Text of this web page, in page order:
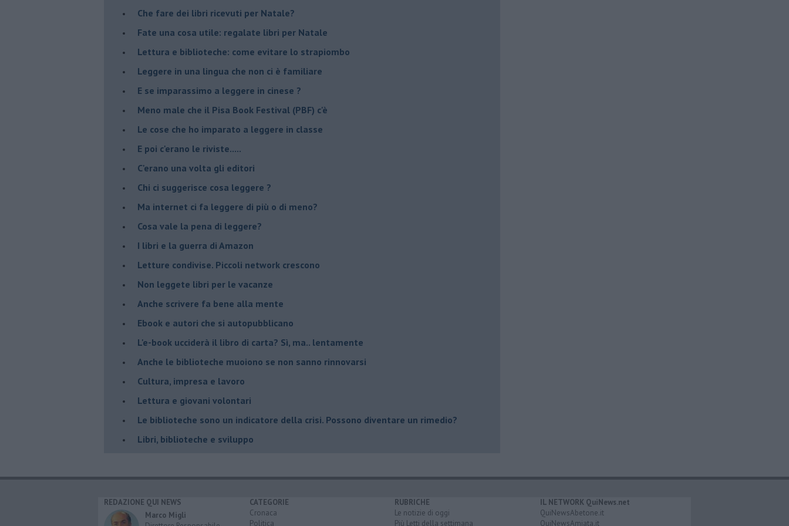
​Che fare dei libri ricevuti per Natale?
​Fate una cosa utile: regalate libri per Natale
​Lettura e biblioteche: come evitare lo strapiombo
Leggere in una lingua che non ci è familiare
​E se imparassimo a leggere in cinese ?
​Meno male che il Pisa Book Festival (PBF) c'è
​Le cose che ho imparato a leggere in classe
​E poi c'erano le riviste.....
​C'erano una volta gli editori
​Chi ci suggerisce cosa leggere ?
​Ma internet ci fa leggere di più o di meno?
​Cosa vale la pena di leggere?
I libri e la guerra di Amazon
​Letture condivise. Piccoli network crescono
​Non leggete libri per le vacanze
​Anche scrivere fa bene alla mente
​Ebook e autori che si autopubblicano
​L'e-book ucciderà il libro di carta? Sì, ma.. lentamente
​Anche le biblioteche muoiono se non sanno rinnovarsi
​Cultura, impresa e lavoro
​Lettura e giovani volontari
​Le biblioteche sono un indicatore della crisi. Possono diventare un rimedio?
​Libri, biblioteche e sviluppo
REDAZIONE QUI NEWS
Marco Migli
CATEGORIE
Cronaca
Politica
RUBRICHE
Le notizie di oggi
Più Letti della settimana
IL NETWORK QuiNews.net
QuiNewsAbetone.it
QuiNewsAmiata.it